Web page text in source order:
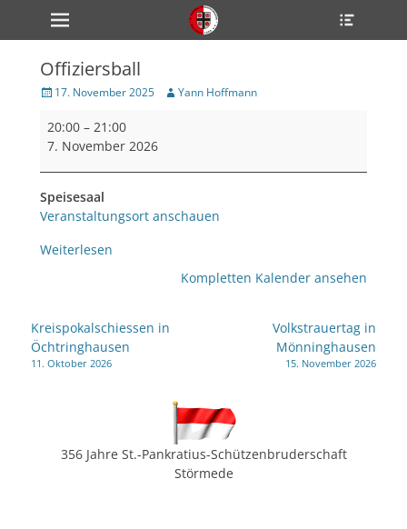
zum
Inhalt
Primärmenü
Offiziersball
Veröffentlicht
17. November 2025 Author
Yann Hoffmann
Offiziersball
20:00 – 21:00
7. November 2026
Speisesaal
Veranstaltungsort anschauen
Weiterlesen
Kompletten Kalender ansehen
Beitragsnavigation
Kreispokalschiessen in
Öchtringhausen
11. Oktober 2026
Volkstrauertag in
Mönninghausen
15. November 2026
356 Jahre St.-Pankratius-Schützenbruderschaft
Störmede